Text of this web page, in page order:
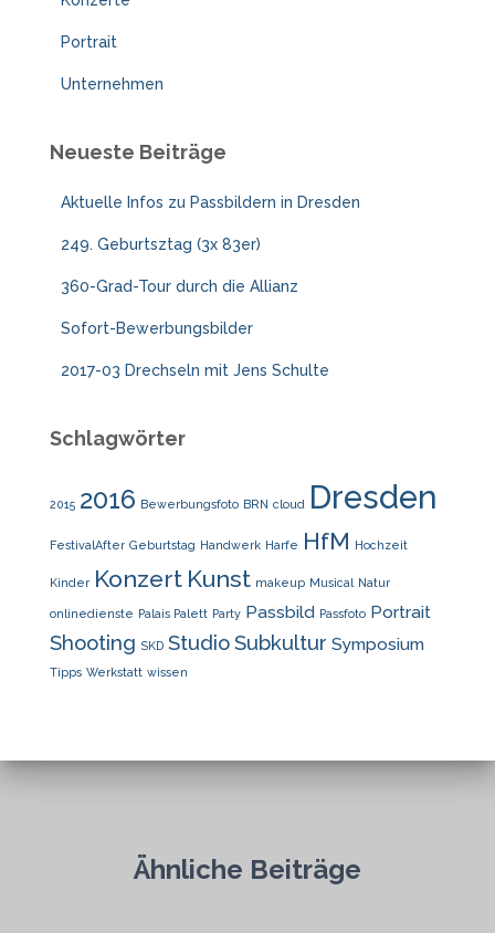
Portrait
Unternehmen
Neueste Beiträge
Aktuelle Infos zu Passbildern in Dresden
249. Geburtsztag (3x 83er)
360-Grad-Tour durch die Allianz
Sofort-Bewerbungsbilder
2017-03 Drechseln mit Jens Schulte
Schlagwörter
2015 2016 Bewerbungsfoto BRN cloud Dresden
FestivalAfter Geburtstag Handwerk Harfe HfM Hochzeit
Kinder Konzert Kunst makeup Musical Natur
onlinedienste Palais Palett Party Passbild Passfoto Portrait
Shooting SKD StudioSubkultur Symposium
Tipps Werkstatt wissen
Ähnliche Beiträge